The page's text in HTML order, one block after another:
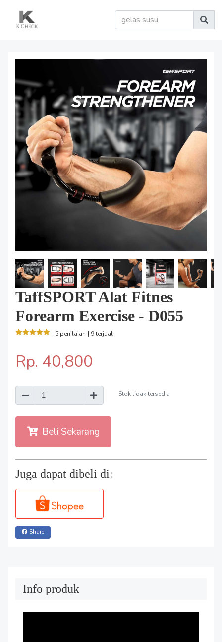
TaffSPORT Alat Fitnes
Forearm Exercise - D055
| 6 penilaian | 9 terjual
Rp. 40,800
Stok tidak tersedia
Beli Sekarang
Juga dapat dibeli di:
Share
Info produk